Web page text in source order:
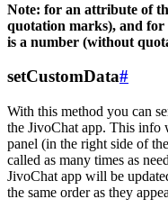
Note: for an attribute of
quotation marks), and
is a number (without
setCustomData#
With this method you can
the JivoChat app. This info
panel (in the right side of
called as many times as
JivoChat app will be
the same order as they